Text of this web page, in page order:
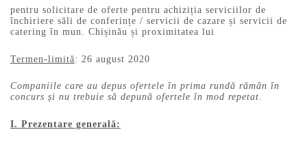
pentru solicitare de oferte pentru achiziția serviciilor de
închiriere săli de conferințe / servicii de cazare și servicii de
catering în mun. Chișinău și proximitatea lui
Termen-limită: 26 august 2020
Companiile care au depus ofertele în prima rundă rămân în
concurs și nu trebuie să depună ofertele în mod repetat.
I. Prezentare generală: